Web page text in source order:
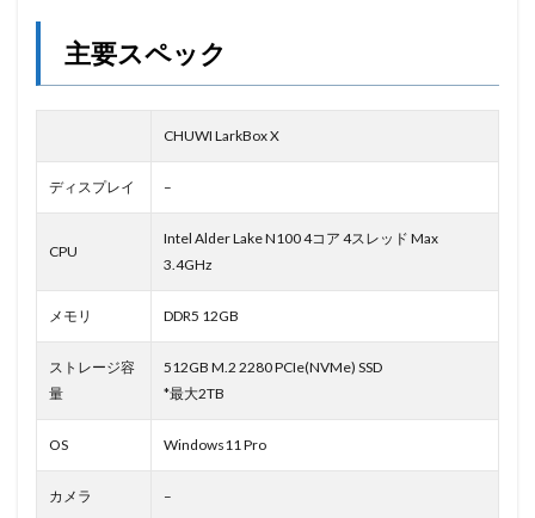
主要スペック
CHUWI LarkBox X
ディスプレイ –
CPU
Intel Alder Lake N100 4コア 4スレッド Max
3.4GHz
メモリ DDR5 12GB
ストレージ容
量
512GB M.2 2280 PCIe(NVMe) SSD
*最大2TB
OS Windows11 Pro
カメラ –